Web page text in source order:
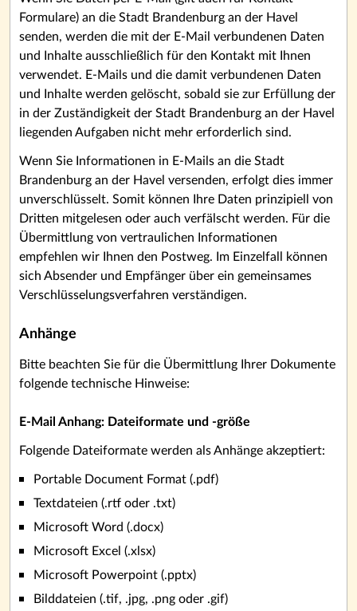
Formulare) an die Stadt Brandenburg an der Havel
senden, werden die mit der E-Mail verbundenen Daten
und Inhalte ausschließlich für den Kontakt mit Ihnen
verwendet. E-Mails und die damit verbundenen Daten
und Inhalte werden gelöscht, sobald sie zur Erfüllung der
in der Zuständigkeit der Stadt Brandenburg an der Havel
liegenden Aufgaben nicht mehr erforderlich sind.
Wenn Sie Informationen in E-Mails an die Stadt
Brandenburg an der Havel versenden, erfolgt dies immer
unverschlüsselt. Somit können Ihre Daten prinzipiell von
Dritten mitgelesen oder auch verfälscht werden. Für die
Übermittlung von vertraulichen Informationen
empfehlen wir Ihnen den Postweg. Im Einzelfall können
sich Absender und Empfänger über ein gemeinsames
Verschlüsselungsverfahren verständigen.
Anhänge
Bitte beachten Sie für die Übermittlung Ihrer Dokumente
folgende technische Hinweise:
E-Mail Anhang: Dateiformate und -größe
Folgende Dateiformate werden als Anhänge akzeptiert:
Portable Document Format (.pdf)
Textdateien (.rtf oder .txt)
Microsoft Word (.docx)
Microsoft Excel (.xlsx)
Microsoft Powerpoint (.pptx)
Bilddateien (.tif, .jpg, .png oder .gif)